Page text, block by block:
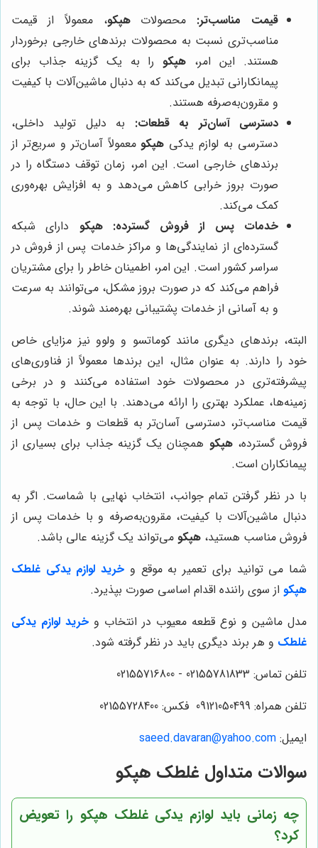
قیمت مناسب‌تر: محصولاتهپکو، معمولاً از قیمت
مناسب‌تری نسبت به محصولات برندهای خارجی برخوردار
هستند. این امر، هپکورا به یک گزینه جذاب برای
پیمانکارانی تبدیل می‌کند که به دنبال ماشین‌آلات با کیفیت
و مقرون‌به‌صرفه هستند.
دسترسی آسان‌تر به قطعات: به دلیل تولید داخلی،
دسترسی به لوازم یدکی هپکومعمولاً آسان‌تر و سریع‌تر از
برندهای خارجی است. این امر، زمان توقف دستگاه را در
صورت بروز خرابی کاهش می‌دهد و به افزایش بهره‌وری
کمک می‌کند.
خدمات پس از فروش گسترده:
هپکو دارای شبکه
گسترده‌ای از نمایندگی‌ها و مراکز خدمات پس از فروش در
سراسر کشور است. این امر، اطمینان خاطر را برای مشتریان
فراهم می‌کند که در صورت بروز مشکل، می‌توانند به سرعت
و به آسانی از خدمات پشتیبانی بهره‌مند شوند.
البته، برندهای دیگری مانند کوماتسو و ولوو نیز مزایای خاص
خود را دارند. به عنوان مثال، این برندها معمولاً از فناوری‌های
پیشرفته‌تری در محصولات خود استفاده می‌کنند و در برخی
زمینه‌ها، عملکرد بهتری را ارائه می‌دهند. با این حال، با توجه به
قیمت مناسب‌تر، دسترسی آسان‌تر به قطعات و خدمات پس از
فروش گسترده،هپکو همچنان یک گزینه جذاب برای بسیاری از
پیمانکاران است.
با در نظر گرفتن تمام جوانب، انتخاب نهایی با شماست. اگر به
دنبال ماشین‌آلات با کیفیت، مقرون‌به‌صرفه و با خدمات پس از
فروش مناسب هستید، هپکو می‌تواند یک گزینه عالی باشد.
شما می توانید برای تعمیر به موقع و خرید لوازم یدکی غلطک
هپکو از سوی راننده اقدام اساسی صورت بپذیرد.
مدل ماشین و نوع قطعه معیوب در انتخاب و خرید لوازم یدکی
غلطک و هر برند دیگری باید در نظر گرفته شود.
تلفن تماس: 02155781833 - 02155716800
تلفن همراه: 09121050499 فکس: 02155728400
ایمیل: saeed.davaran@yahoo.com
سوالات متداول غلطک هپکو
چه زمانی باید لوازم یدکی غلطک هپکو را تعویض
کرد؟